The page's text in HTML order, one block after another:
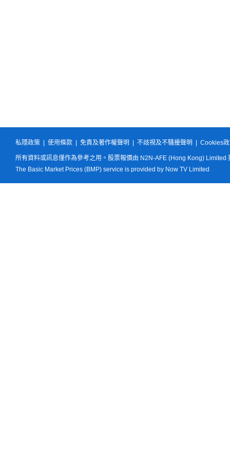
私隱政策 使用條款 免責及著作權聲明 不歧視及不騷擾聲明 Cookies
所有資料或訊息僅作為參考之用。股票報價由 N2N-AFE (Hong Kong) Limited
The Basic Market Prices (BMP) service is provided by Now TV Limited